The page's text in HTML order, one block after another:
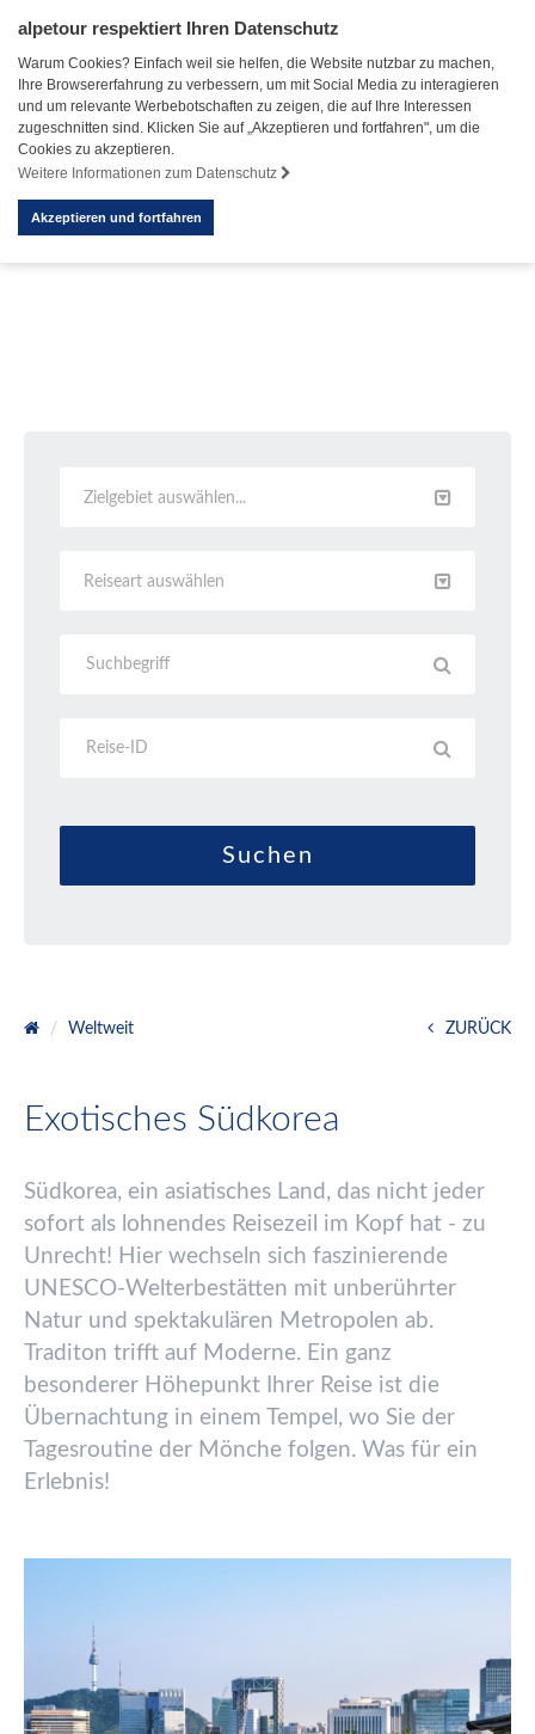
alpetour respektiert Ihren Datenschutz
Warum Cookies? Einfach weil sie helfen, die Website nutzbar zu machen,
Ihre Browsererfahrung zu verbessern, um mit Social Media zu interagieren
und um relevante Werbebotschaften zu zeigen, die auf Ihre Interessen
zugeschnitten sind. Klicken Sie auf „Akzeptieren und fortfahren", um die
Cookies zu akzeptieren.
Weitere Informationen zum Datenschutz
Akzeptieren und fortfahren
Zielgebiet auswählen...
Reiseart auswählen
Weltweit ZURÜCK
Exotisches Südkorea
Südkorea, ein asiatisches Land, das nicht jeder
sofort als lohnendes Reisezeil im Kopf hat - zu
Unrecht! Hier wechseln sich faszinierende
UNESCO-Welterbestätten mit unberü hrter
Natur und spektakul ären Metropolen ab.
Traditon trifft auf Moderne. Ein ganz
besonderer H ö hepunkt Ihrer Reise ist die
Ü bernachtung in einem Tempel, wo Sie der
Tagesroutine der M önche folgen. Was für ein
Erlebnis!